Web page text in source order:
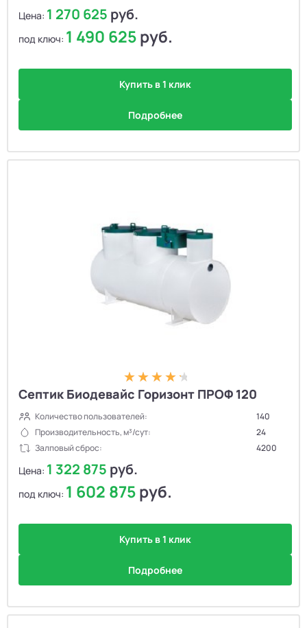
Цена: 1 270 625 руб.
под ключ: 1 490 625руб.
Купить в 1 клик
Подробнее
Септик Биодевайс Горизонт ПРОФ 120
Количество пользователей:
140
Производительность, м³/сут:
24
Залповый сброс:
4200
Цена: 1 322 875 руб.
под ключ: 1 602 875руб.
Купить в 1 клик
Подробнее